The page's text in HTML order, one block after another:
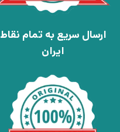
ارسال سریع به تمام نقاط
ایران